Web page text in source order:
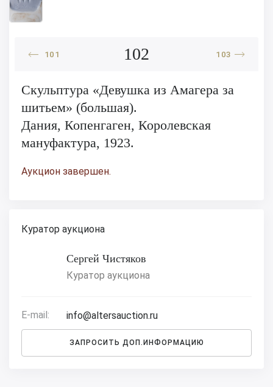
101 102 103
Скульптура «Девушка из Амагера за
шитьем» (большая).
Дания, Копенгаген, Королевская
мануфактура, 1923.
Аукцион завершен.
Куратор аукциона
Сергей Чистяков
Куратор аукциона
E-mail: info@altersauction.ru
ЗАПРОСИТЬ ДОП.ИНФОРМАЦИЮ